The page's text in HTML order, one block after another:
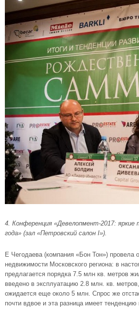
4. Конференция «Девелопмент-2017: яркие
года» (зал «Петровский салон I»).
Е Чегодаева (компания «Бон Тон») провела
недвижимости Московского региона: в
предлагается порядка 7.5 млн кв. метров
введено в эксплуатацию 2.8 млн. кв.
ожидается еще около 5 млн. Спрос же
почти вдвое и эта разница имеет